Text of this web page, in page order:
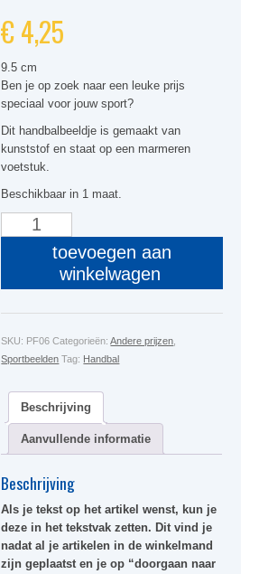
€4,25
9.5 cm
Ben je op zoek naar een leuke prijs
speciaal voor jouw sport?
Dit handbalbeeldje is gemaakt van
kunststof en staat op een marmeren
voetstuk.
Beschikbaar in 1 maat.
Handbal
toevoegen aan
winkelwagen
SKU: PF06 Categorieën:Andere prijzen
Sportbeelden Tag: Handbal
Beschrijving
Aanvullende informatie
Beschrijving
Als je tekst op het artikel wenst, kun je
deze in het tekstvak zetten. Dit vind je
nadat al je artikelen in de winkelmand
zijn geplaatst en je op “doorgaan naar